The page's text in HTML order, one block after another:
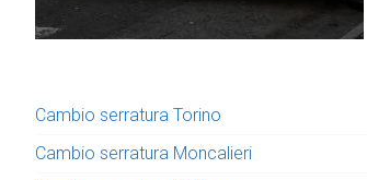
Cambio serratura Torino
Cambio serratura Moncalieri